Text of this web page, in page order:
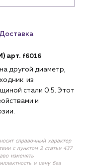
63
Доставка
арт. f6016
другой диаметр,
из
стали 0.5. Этот
и
справочный характер
с пунктом 2 статьи 437
изменять
и цену без